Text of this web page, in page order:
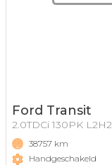
Ford Transit
2.0TDCi 130PK L2H2
38757 km
Handgeschakeld